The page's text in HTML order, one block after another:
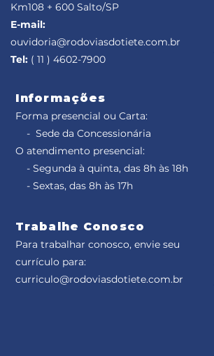
Km108 + 600 Salto/SP
E-mail:
ouvidoria@rodoviasdotiete.com.br
Tel: ( 11 ) 4602-7900
Informações
Forma presencial ou Carta:
- Sede da Concessionária
O atendimento presencial:
- Segunda à quinta, das 8h às 18h
- Sextas, das 8h às 17h
Trabalhe Conosco
Para trabalhar conosco, envie seu
currículo para:
curriculo@rodoviasdotiete.com.br